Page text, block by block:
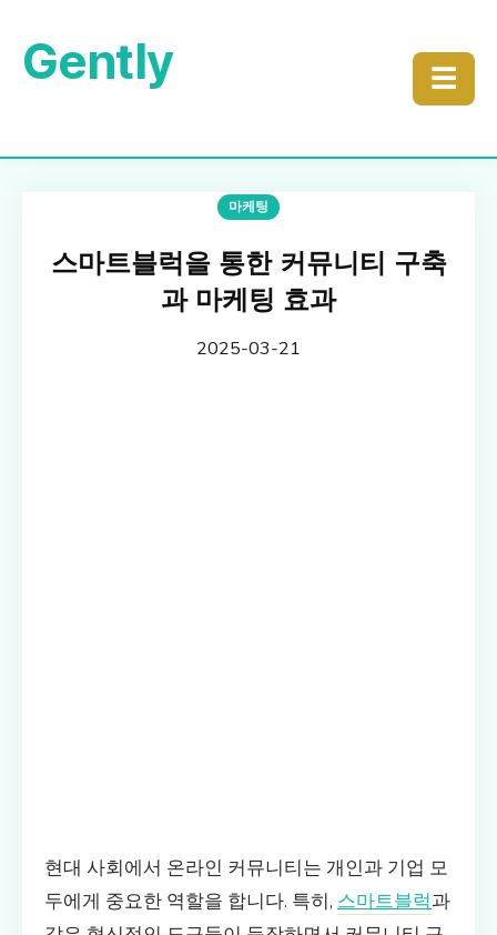
Gently ☰
마케팅
스마트블럭을 통한 커뮤니티 구축
과 마케팅 효과
2025-03-21
현대 사회에서 온라인 커뮤니티는 개인과 기업 모
두에게 중요한 역할을 합니다. 특히, 스마트블럭과